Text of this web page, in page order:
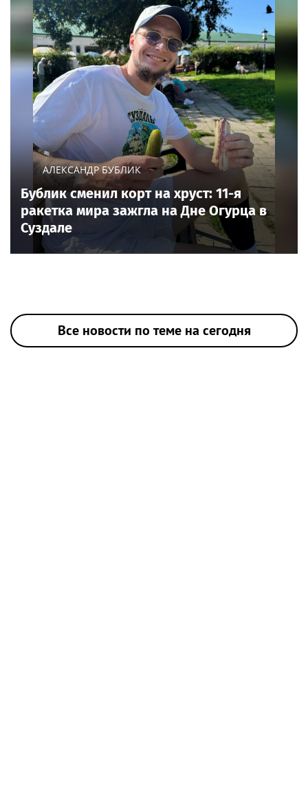
конкурс НОПРИЗ на
лучший проект
АЛЕКСАНДР БУБЛИК
Бублик сменил корт на хруст: 11-я
ракетка мира зажгла на Дне Огурца в
Суздале
Все новости по теме на сегодня